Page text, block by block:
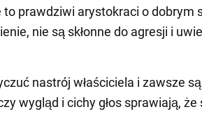
to prawdziwi arystokraci o dobrym
nie są skłonne do agresji i
nastrój właściciela i zawsze
wygląd i cichy głos sprawiają,